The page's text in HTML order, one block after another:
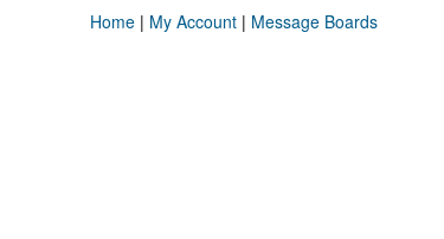
Home| My Account| Message Boards